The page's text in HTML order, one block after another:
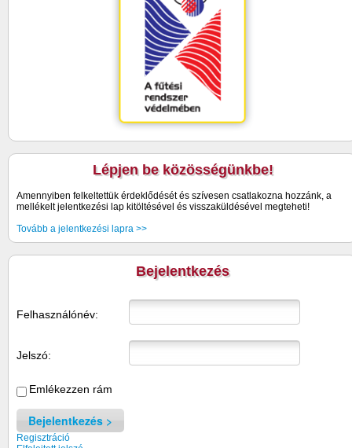
Lépjen be közösségünkbe!
Amennyiben felkeltettük érdeklődését és szívesen csatlakozna hozzánk, a
mellékelt jelentkezési lap kitöltésével és visszaküldésével megteheti!
Tovább a jelentkezési lapra >>
Bejelentkezés
Felhasználónév:
Jelszó:
Emlékezzen rám
Bejelentkezés
Regisztráció